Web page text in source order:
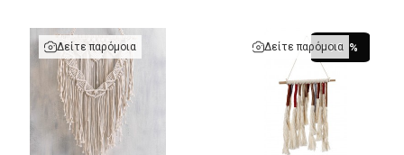
Δείτε παρόμοια -10 %
Δείτε παρόμοια